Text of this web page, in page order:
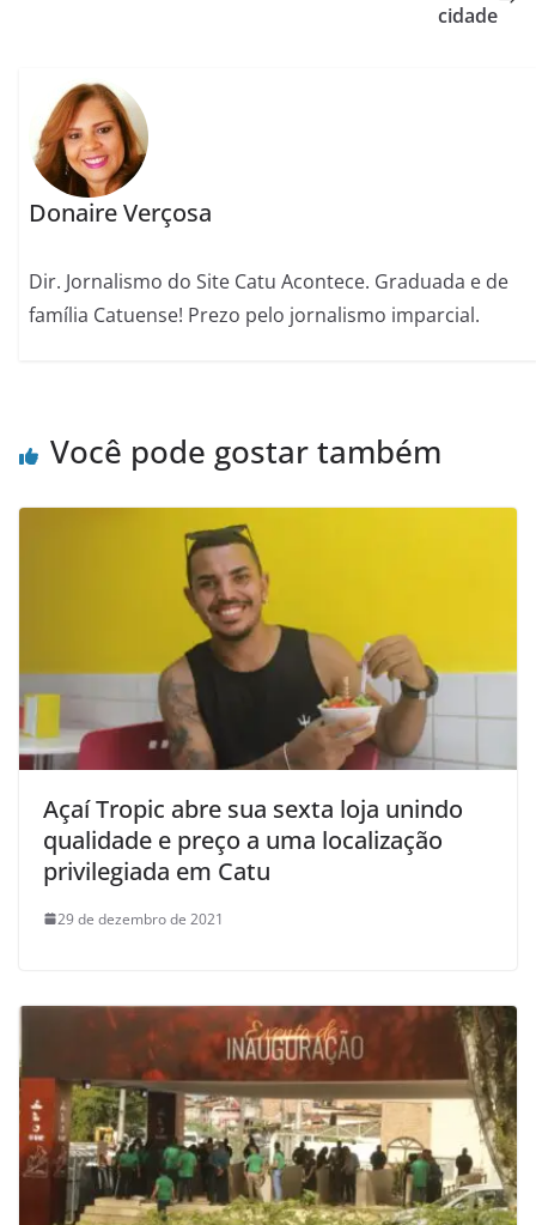
cidade
Donaire Verçosa
Dir. Jornalismo do Site Catu Acontece. Graduada e de
família Catuense! Prezo pelo jornalismo imparcial.
Você pode gostar também
Açaí Tropic abre sua sexta loja unindo
qualidade e preço a uma localização
privilegiada em Catu
29 de dezembro de 2021